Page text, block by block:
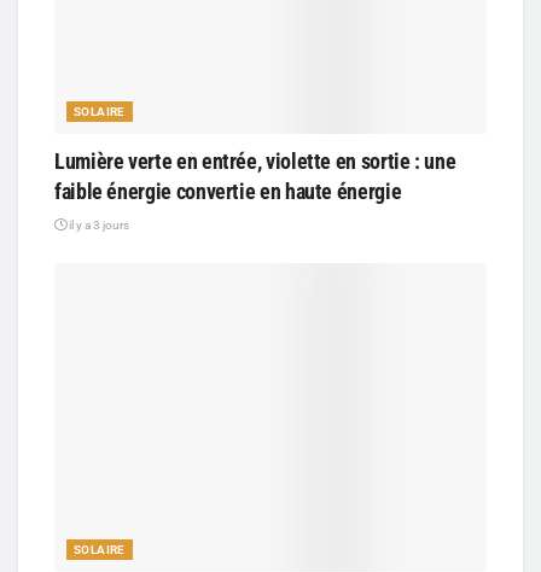
SOLAIRE
Lumière verte en entrée, violette en sortie : une
faible énergie convertie en haute énergie
il y a 3 jours
SOLAIRE